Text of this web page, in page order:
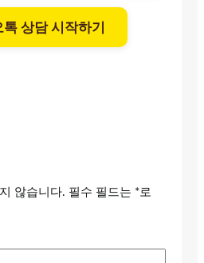
상담 시작하기
않습니다. 필수 필드는 *로